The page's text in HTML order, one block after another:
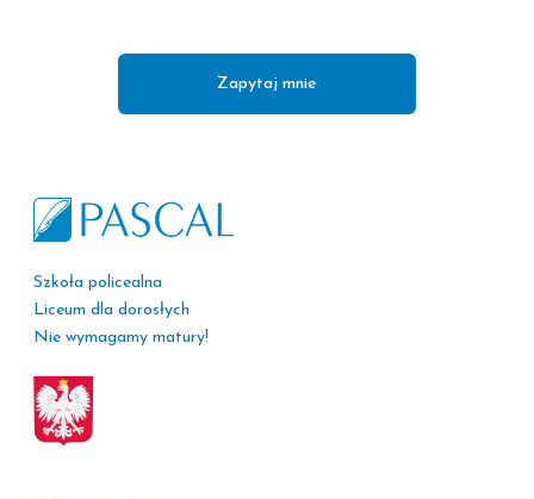
Zapytaj mnie
Szkoła policealna
Liceum dla dorosłych
Nie wymagamy matury!